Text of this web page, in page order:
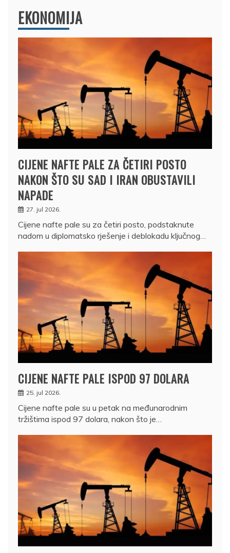
EKONOMIJA
CIJENE NAFTE PALE ZA ČETIRI POSTO
NAKON ŠTO SU SAD I IRAN OBUSTAVILI
NAPADE
27. jul 2026.
Cijene nafte pale su za četiri posto, podstaknute
nadom u diplomatsko rješenje i deblokadu ključnog…
CIJENE NAFTE PALE ISPOD 97 DOLARA
25. jul 2026.
Cijene nafte pale su u petak na međunarodnim
tržištima ispod 97 dolara, nakon što je…